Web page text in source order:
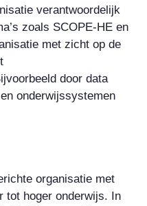
verantwoordelijk
zoals SCOPE-HE en
met zicht op de
door data
onderwijssystemen
organisatie met
tot hoger onderwijs. In